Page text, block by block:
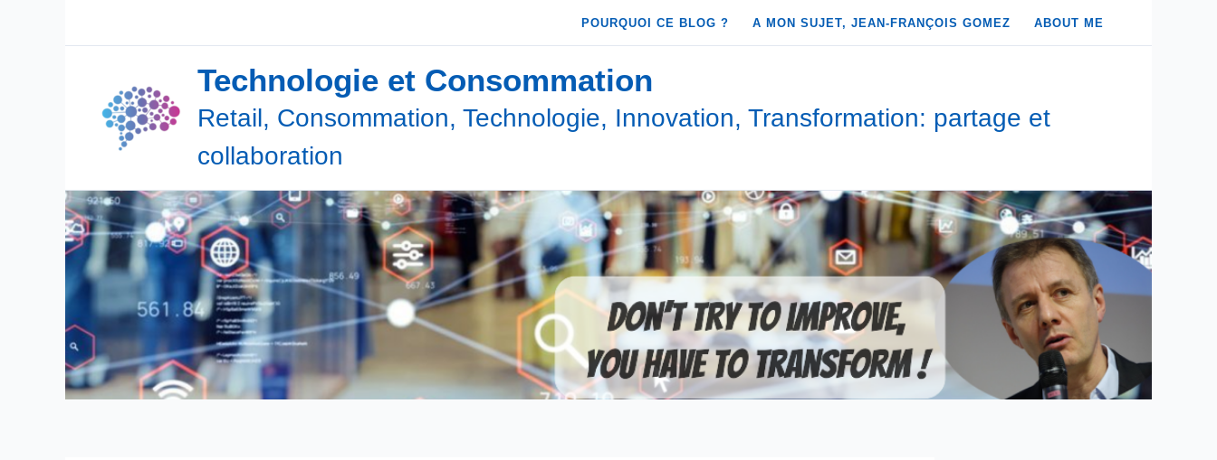
POURQUOI CE BLOG ? A MON SUJET, JEAN-FRANÇOIS GOMEZ ABOUT ME
Technologie et Consommation
Retail, Consommation, Technologie, Innovation, Transformation: partage et
collaboration